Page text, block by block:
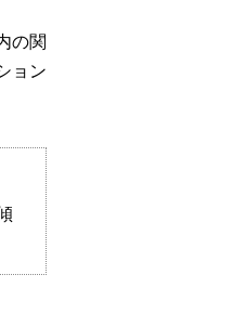
の関
ョン